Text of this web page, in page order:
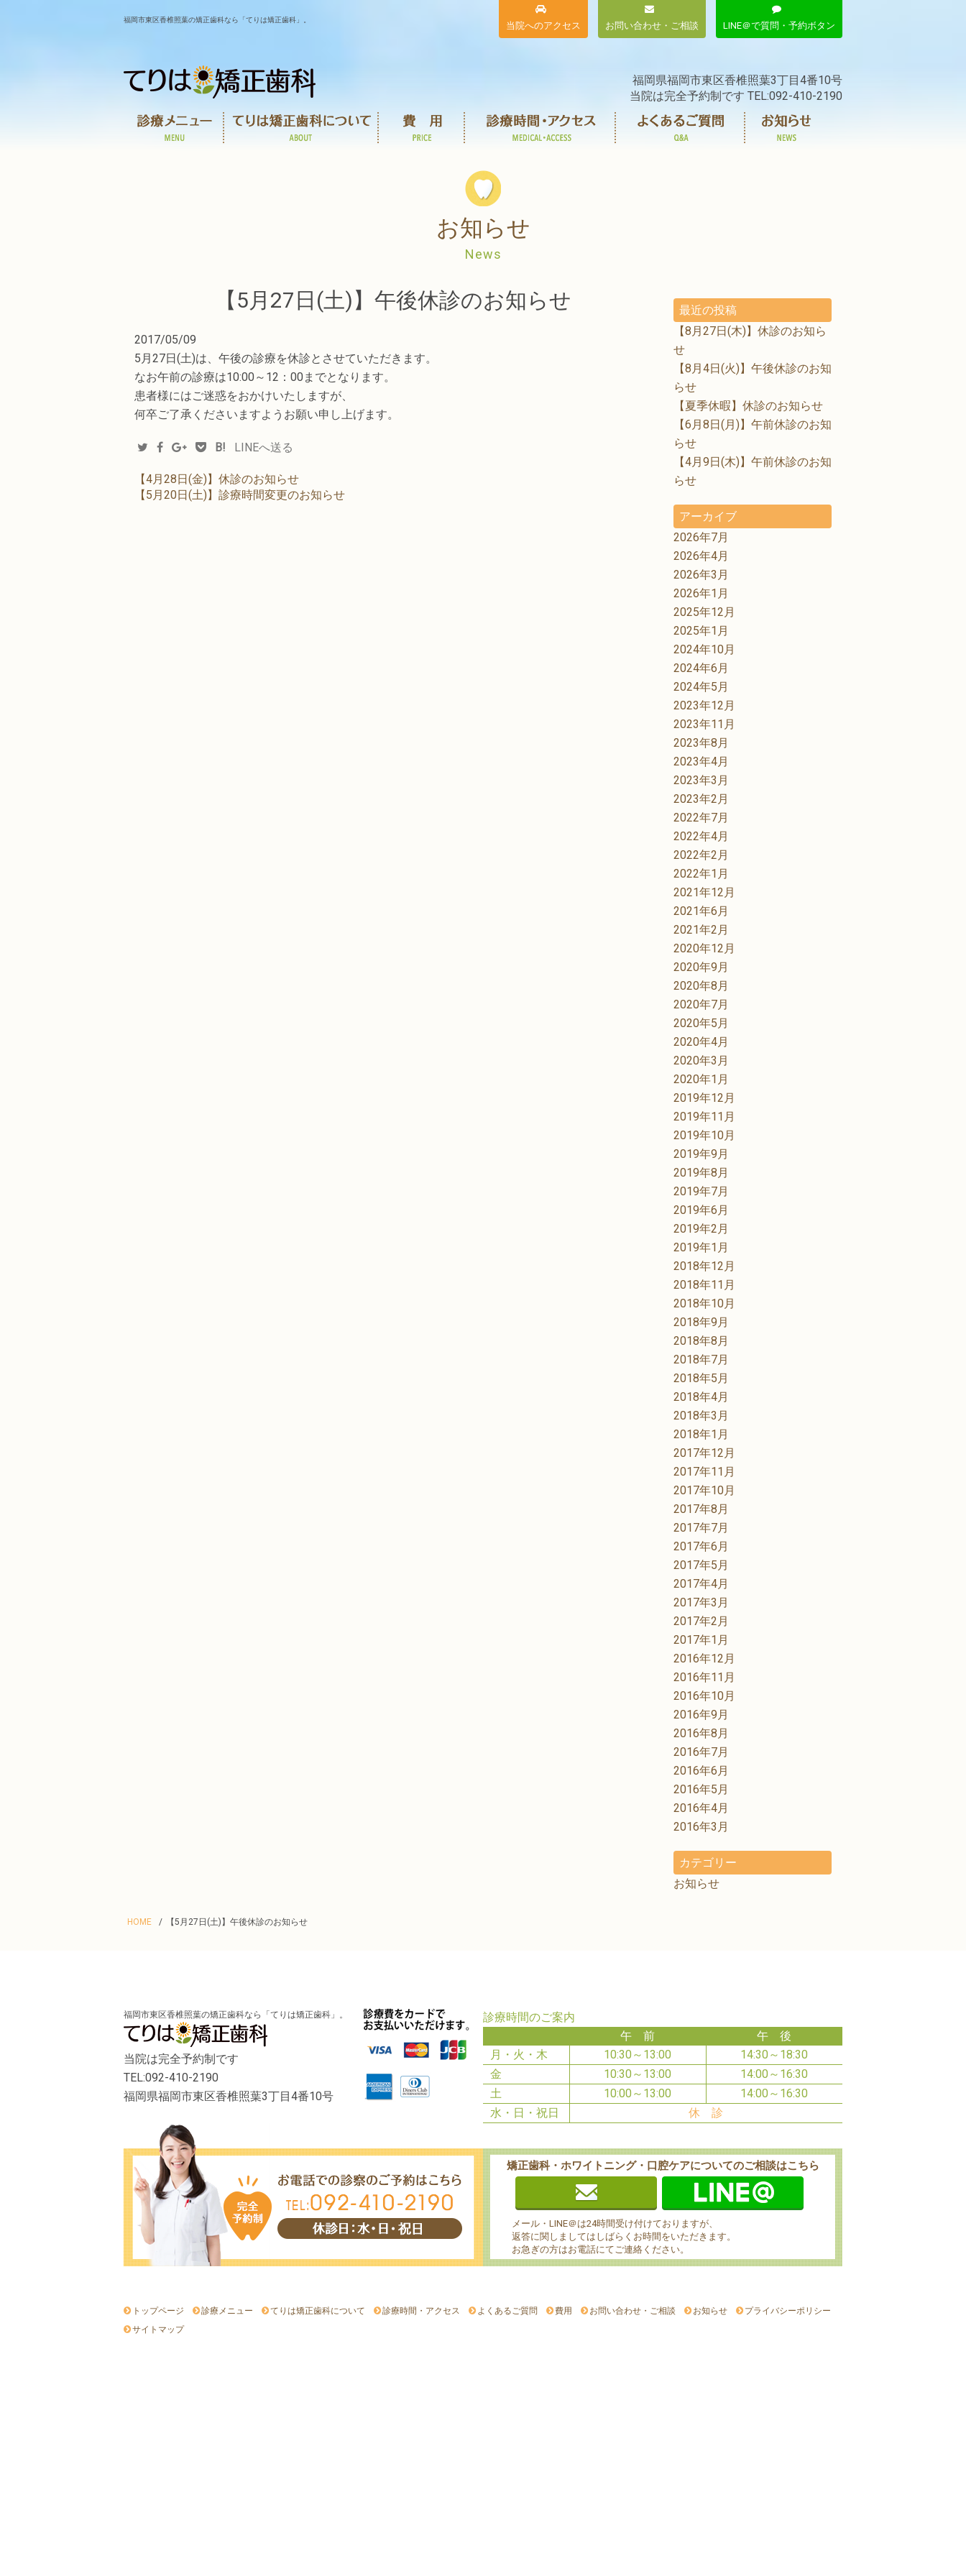
福岡市東区香椎照葉の矯正歯科なら「てりは矯正歯科」。
当院へのアクセス お問い合わせ・ご相談 LINE＠で質問・予約ボタン
福岡県福岡市東区香椎照葉3丁目4番10号
当院は完全予約制です TEL:092-410-2190
お知らせ
News
【5月27日(土)】午後休診のお知らせ
2017/05/09
5月27日(土)は、午後の診療を休診とさせていただきます。
なお午前の診療は10:00～12：00までとなります。
患者様にはご迷惑をおかけいたしますが、
何卒ご了承くださいますようお願い申し上げます。
B! LINEへ送る
【4月28日(金)】休診のお知らせ
【5月20日(土)】診療時間変更のお知らせ
最近の投稿
【8月27日(木)】休診のお知ら
せ
【8月4日(火)】午後休診のお知
らせ
【夏季休暇】休診のお知らせ
【6月8日(月)】午前休診のお知
らせ
【4月9日(木)】午前休診のお知
らせ
アーカイブ
2026年7月
2026年4月
2026年3月
2026年1月
2025年12月
2025年1月
2024年10月
2024年6月
2024年5月
2023年12月
2023年11月
2023年8月
2023年4月
2023年3月
2023年2月
2022年7月
2022年4月
2022年2月
2022年1月
2021年12月
2021年6月
2021年2月
2020年12月
2020年9月
2020年8月
2020年7月
2020年5月
2020年4月
2020年3月
2020年1月
2019年12月
2019年11月
2019年10月
2019年9月
2019年8月
2019年7月
2019年6月
2019年2月
2019年1月
2018年12月
2018年11月
2018年10月
2018年9月
2018年8月
2018年7月
2018年5月
2018年4月
2018年3月
2018年1月
2017年12月
2017年11月
2017年10月
2017年8月
2017年7月
2017年6月
2017年5月
2017年4月
2017年3月
2017年2月
2017年1月
2016年12月
2016年11月
2016年10月
2016年9月
2016年8月
2016年7月
2016年6月
2016年5月
2016年4月
2016年3月
カテゴリー
お知らせ
HOME 【5月27日(土)】午後休診のお知らせ
福岡市東区香椎照葉の矯正歯科なら「てりは矯正歯科」。
当院は完全予約制です
TEL:092-410-2190
福岡県福岡市東区香椎照葉3丁目4番10号
診療時間のご案内
午 前
午 後
月・火・木
10:30～13:00
14:30～18:30
金
10:30～13:00
14:00～16:30
土
10:00～13:00
14:00～16:30
水・日・祝日
休 診
矯正歯科・ホワイトニング・口腔ケアについてのご相談はこちら
メール・LINE＠は24時間受け付けておりますが、
返答に関しましてはしばらくお時間をいただきます。
お急ぎの方はお電話にてご連絡ください。
トップページ 診療メニュー てりは矯正歯科について 診療時間・アクセス よくあるご質問 費用 お問い合わせ・ご相談 お知らせ
プライバシーポリシー
サイトマップ